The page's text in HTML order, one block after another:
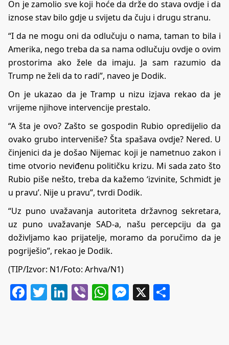
On je zamolio sve koji hoće da drže do stava ovdje i da
iznose stav bilo gdje u svijetu da čuju i drugu stranu.
“I da ne mogu oni da odlučuju o nama, taman to bila i
Amerika, nego treba da sa nama odlučuju ovdje o ovim
prostorima ako žele da imaju. Ja sam razumio da
Trump ne želi da to radi”, naveo je Dodik.
On je ukazao da je Tramp u nizu izjava rekao da je
vrijeme njihove intervencije prestalo.
“A šta je ovo? Zašto se gospodin Rubio opredijelio da
ovako grubo interveniše? Šta spašava ovdje? Nered. U
činjenici da je došao Nijemac koji je nametnuo zakon i
time otvorio neviđenu političku krizu. Mi sada zato što
Rubio piše nešto, treba da kažemo ‘izvinite, Schmidt je
u pravu’. Nije u pravu”, tvrdi Dodik.
“Uz puno uvažavanja autoriteta državnog sekretara,
uz puno uvažavanje SAD-a, našu percepciju da ga
doživljamo kao prijatelje, moramo da poručimo da je
pogriješio”, rekao je Dodik.
(TIP/Izvor: N1/Foto: Arhva/N1)
Facebook
Twitter
LinkedIn
ViberWhatsApp
Messenger
X